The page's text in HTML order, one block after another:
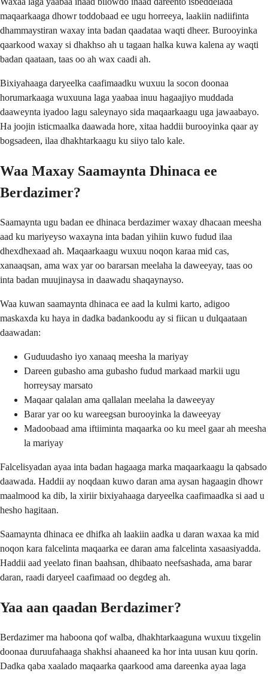
maqaarkaaga dhowr toddobaad ee ugu horreeya, laakiin nadiifinta
dhammaystiran waxay inta badan qaadataa waqti dheer. Burooyinka
qaarkood waxay si dhakhso ah u tagaan halka kuwa kalena ay waqti
badan qaataan, taas oo ah wax caadi ah.
Bixiyahaaga daryeelka caafimaadku wuxuu la socon doonaa
horumarkaaga wuxuuna laga yaabaa inuu hagaajiyo muddada
daaweynta iyadoo lagu saleynayo sida maqaarkaagu uga jawaabayo.
Ha joojin isticmaalka daawada hore, xitaa haddii burooyinka qaar ay
bogsadeen, ilaa dhakhtarkaagu ku siiyo talo kale.
Waa Maxay Saamaynta Dhinaca ee
Berdazimer?
Saamaynta ugu badan ee dhinaca berdazimer waxay dhacaan meesha
aad ku mariyeyso waxayna inta badan yihiin kuwo fudud ilaa
dhexdhexaad ah. Maqaarkaagu wuxuu noqon karaa mid cas,
xanaaqsan, ama wax yar oo bararsan meelaha la daweeyay, taas oo
inta badan muujinaysa in daawadu shaqaynayso.
Waa kuwan saamaynta dhinaca ee aad la kulmi karto, adigoo
maskaxda ku haya in dadka badankoodu ay si fiican u dulqaataan
daawadan:
Guduudasho iyo xanaaq meesha la mariyay
Dareen gubasho ama gubasho fudud markaad markii ugu
horreysay marsato
Maqaar qalalan ama qallalan meelaha la daweeyay
Barar yar oo ku wareegsan burooyinka la daweeyay
Madoobaad ama iftiiminta maqaarka oo ku meel gaar ah meesha
la mariyay
Falcelisyadan ayaa inta badan hagaaga marka maqaarkaagu la qabsado
daawada. Haddii ay noqdaan kuwo daran ama aysan hagaagin dhowr
maalmood ka dib, la xiriir bixiyahaaga daryeelka caafimaadka si aad u
hesho hagitaan.
Saamaynta dhinaca ee dhifka ah laakiin aadka u daran waxaa ka mid
noqon kara falcelinta maqaarka ee daran ama falcelinta xasaasiyadda.
Haddii aad yeelato finan baahsan, dhibaato neefsashada, ama barar
daran, raadi daryeel caafimaad oo degdeg ah.
Yaa aan qaadan Berdazimer?
Berdazimer ma haboona qof walba, dhakhtarkaaguna wuxuu tixgelin
doonaa duruufahaaga shakhsi ahaaneed ka hor inta uusan kuu qorin.
Dadka qaba xaalado maqaarka qaarkood ama dareenka ayaa laga